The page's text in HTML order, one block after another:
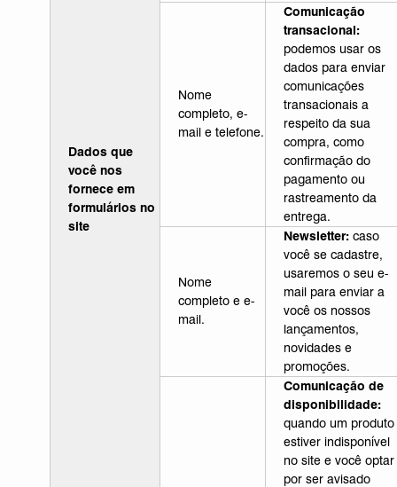
Dados que
você nos
fornece em
formulários no
site
Nome
completo, e-
mail e telefone.
Comunicação
transacional:
podemos usar os
dados para enviar
comunicações
transacionais a
respeito da sua
compra, como
confirmação do
pagamento ou
rastreamento da
entrega.
Nome
completo e e-
mail.
Newsletter: caso
você se cadastre,
usaremos o seu e-
mail para enviar a
você os nossos
lançamentos,
novidades e
promoções.
Comunicação de
disponibilidade:
quando um produto
estiver indisponível
no site e você optar
por ser avisado